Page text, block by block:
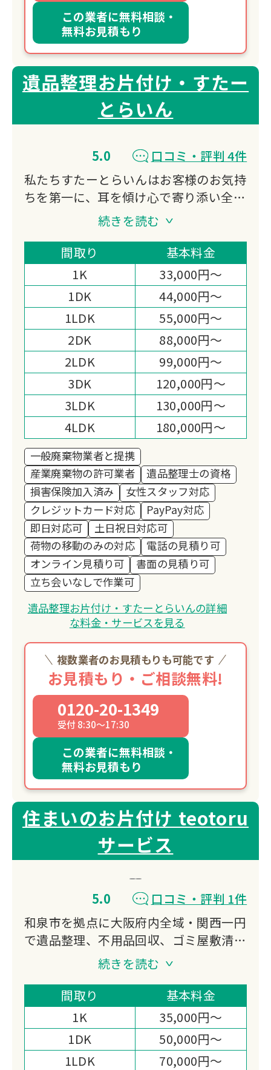
この業者に無料相談・
無料お見積もり
遺品整理お片付け・すたー
とらいん
5.0
口コミ・評判 4件
私たちすたーとらいんはお客様のお気持
ちを第一に、耳を傾け心で寄り添い全力
でお手伝いいたします。
それと同時に環境問題へも取り組んでお
ります、生前故人様が大切に使っていた
衣類や生活雑貨を破棄せずリサイクル・
リュースできる物は高価買取をさせてい
ただき、必要な方に使っていただけるよ
う仕組みを作っております。
また作業面でも高い評価ををいただいて
おります。
遺品整理士も2名在籍しており、男性ス
タッフでは難しい問題も女性スタッフが
責任をもって対応させていただきます。
遺品整理・お片付けすたーとらいんはお
客様の未来に繋がるお手伝いを全力でサ
ポートさせて頂きます。
続きを読む
間取り
基本料金
1K
33,000円～
1DK
44,000円～
1LDK
55,000円～
2DK
88,000円～
2LDK
99,000円～
3DK
120,000円～
3LDK
130,000円～
4LDK
180,000円～
一般廃棄物業者と提携
産業廃棄物の許可業者
遺品整理士の資格
損害保険加入済み
女性スタッフ対応
クレジットカード対応
PayPay対応
即日対応可
土日祝日対応可
荷物の移動のみの対応
電話の見積り可
オンライン見積り可
書面の見積り可
立ち会いなしで作業可
遺品整理お片付け・すたーとらいんの詳細
な料金・サービスを見る
複数業者のお見積もりも可能です
お見積もり・ご相談無料!
0120-20-1349
受付 8:30～17:30
この業者に無料相談・
無料お見積もり
住まいのお片付け teotoru
サービス
5.0
口コミ・評判 1件
和泉市を拠点に大阪府内全域・関西一円
で遺品整理、不用品回収、ゴミ屋敷清
掃、残置物撤去に対応。
事前の準備や立会い不要で丸投げOK、
スピーディーな作業と明朗会計で安心し
てお任せいただけます。
想い出の品は丁寧に仕分け、お客様の新
しいスタートを全力サポートします。
続きを読む
間取り
基本料金
1K
35,000円～
1DK
50,000円～
1LDK
70,000円～